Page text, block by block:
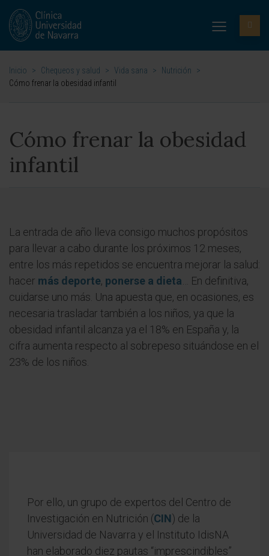
Inicio > Chequeos y salud > Vida sana > Nutrición
>
Cómo frenar la obesidad infantil
Cómo frenar la obesidad
infantil
La entrada de año lleva consigo muchos propósitos
para llevar a cabo durante los próximos 12 meses,
entre los más repetidos se encuentra mejorar la salud:
hacer más deporte, ponerse a dieta … En definitiva,
cuidarse uno más. Una apuesta que, en ocasiones, es
necesaria trasladar también a los niños, ya que la
obesidad infantil alcanza ya el 18% en España y, la
cifra aumenta respecto al sobrepeso situándose en el
23% de los niños.
Por ello, un grupo de expertos del Centro de
Investigación en Nutrición (CIN) de la
Universidad de Navarra y el Instituto IdisNA
han elaborado diez pautas “imprescindibles”